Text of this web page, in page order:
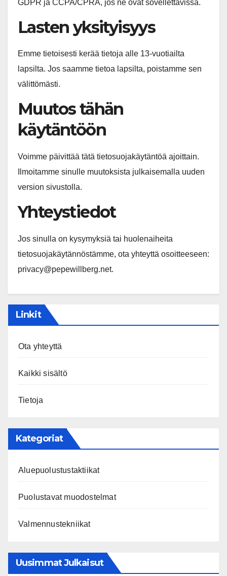
GDPR ja CCPA/CPRA, jos ne ovat sovellettavissa.
Lasten yksityisyys
Emme tietoisesti kerää tietoja alle 13-vuotiailta
lapsilta. Jos saamme tietoa lapsilta, poistamme sen
välittömästi.
Muutos tähän
käytäntöön
Voimme päivittää tätä tietosuojakäytäntöä ajoittain.
Ilmoitamme sinulle muutoksista julkaisemalla uuden
version sivustolla.
Yhteystiedot
Jos sinulla on kysymyksiä tai huolenaiheita
tietosuojakäytännöstämme, ota yhteyttä osoitteeseen:
privacy@pepewillberg.net.
Linkit
Ota yhteyttä
Kaikki sisältö
Tietoja
Kategoriat
Aluepuolustustaktiikat
Puolustavat muodostelmat
Valmennustekniikat
Uusimmat Julkaisut